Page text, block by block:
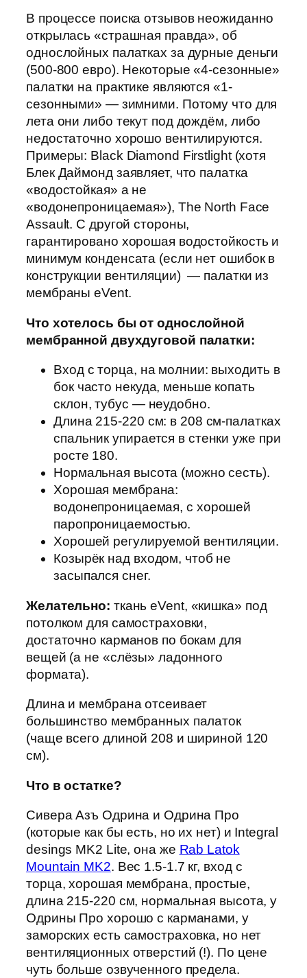
В процессе поиска отзывов неожиданно
открылась «страшная правда», об
однослойных палатках за дурные деньги
(500-800 евро). Некоторые «4-сезонные»
палатки на практике являются «1-
сезонными» — зимними. Потому что для
лета они либо текут под дождём, либо
недостаточно хорошо вентилируются.
Примеры: Black Diamond Firstlight (хотя
Блек Даймонд заявляет, что палатка
«водостойкая» а не
«водонепроницаемая»), The North Face
Assault. С другой стороны,
гарантировано хорошая водостойкость и
минимум конденсата (если нет ошибок в
конструкции вентиляции) — палатки из
мембраны eVent.
Что хотелось бы от однослойной
мембранной двухдуговой палатки:
Вход с торца, на молнии: выходить в
бок часто некуда, меньше копать
склон, тубус — неудобно.
Длина 215-220 см: в 208 см-палатках
спальник упирается в стенки уже при
росте 180.
Нормальная высота (можно сесть).
Хорошая мембрана:
водонепроницаемая, с хорошей
паропроницаемостью.
Хорошей регулируемой вентиляции.
Козырёк над входом, чтоб не
засыпался снег.
Желательно: ткань eVent, «кишка» под
потолком для самостраховки,
достаточно карманов по бокам для
вещей (а не «слёзы» ладонного
формата).
Длина и мембрана отсеивает
большинство мембранных палаток
(чаще всего длиной 208 и шириной 120
см).
Что в остатке?
Сивера Азъ Одрина и Одрина Про
(которые как бы есть, но их нет) и Integral
desings MK2 Lite, она же Rab Latok
Mountain MK2. Вес 1.5-1.7 кг, вход с
торца, хорошая мембрана, простые,
длина 215-220 см, нормальная высота, у
Одрины Про хорошо с карманами, у
заморских есть самостраховка, но нет
вентиляционных отверстий (!). По цене
чуть больше озвученного предела.